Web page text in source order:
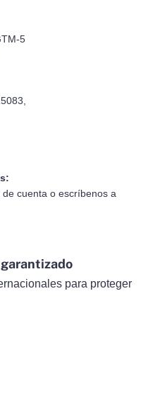
5
cuenta o escríbenos a
para proteger